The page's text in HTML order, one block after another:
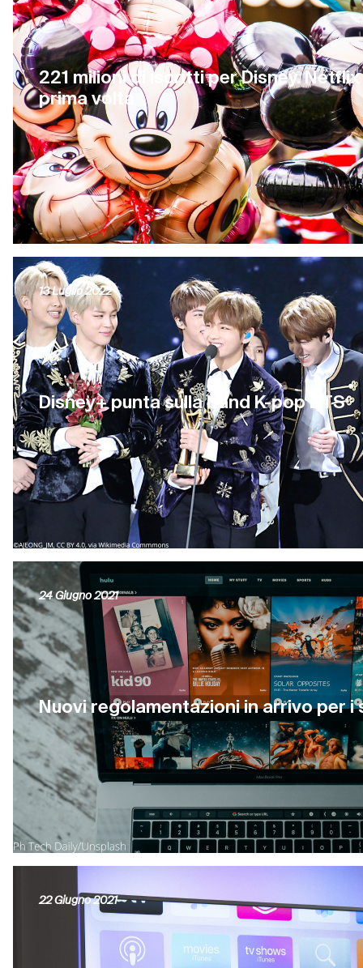
221 milioni di iscritti per Disney.
prima volta
Disney+ punta sulla band K-pop BTS
13 Luglio 2022
Nuovi regolamentazioni in arrivo per i
24 Giugno 2021
22 Giugno 2021